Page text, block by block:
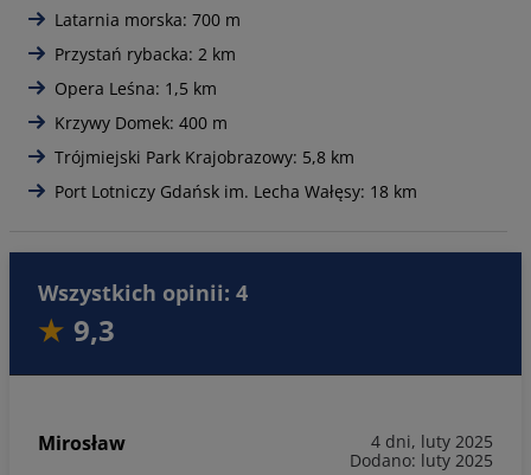
Latarnia morska: 700 m
Przystań rybacka: 2 km
Opera Leśna: 1,5 km
Krzywy Domek: 400 m
Trójmiejski Park Krajobrazowy: 5,8 km
Port Lotniczy Gdańsk im. Lecha Wałęsy: 18 km
Wszystkich opinii: 4
9,3
Mirosław
4 dni, luty 2025
Dodano: luty 2025